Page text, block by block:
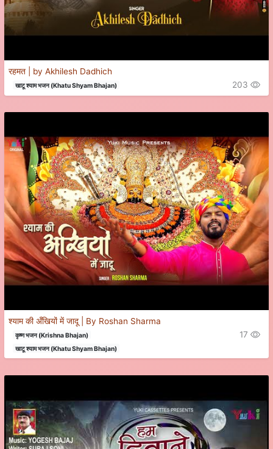
रहमत | by Akhilesh Dadhich
खाटू श्याम भजन (Khatu Shyam Bhajan) 203
श्याम की अँखियों में जादू | By Roshan Sharma
कृष्ण भजन (Krishna Bhajan)
खाटू श्याम भजन (Khatu Shyam Bhajan)
17